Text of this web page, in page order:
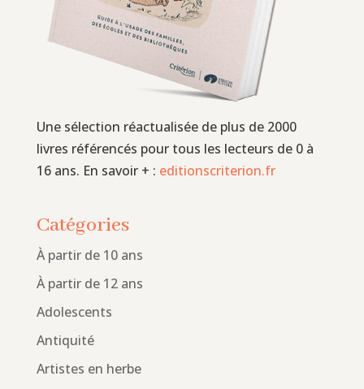
Une sélection réactualisée de plus de 2000
livres référencés pour tous les lecteurs de 0 à
16 ans. En savoir + : editionscriterion.fr
Catégories
À partir de 10 ans
À partir de 12 ans
Adolescents
Antiquité
Artistes en herbe